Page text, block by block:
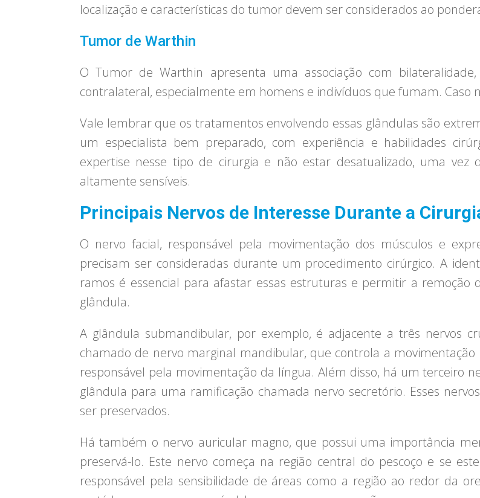
localização e características do tumor devem ser considerados ao
Tumor de Warthin
O Tumor de Warthin apresenta uma associação com
contralateral, especialmente em homens e indivíduos que fumam. Caso
Vale lembrar que os tratamentos envolvendo essas glândulas são
um especialista bem preparado, com experiência e habilidades
expertise nesse tipo de cirurgia e não estar desatualizado, uma vez
altamente sensíveis.
Principais Nervos de Interesse Durante a
O nervo facial, responsável pela movimentação dos músculos e
precisam ser consideradas durante um procedimento cirúrgico. A
ramos é essencial para afastar essas estruturas e permitir a
glândula.
A glândula submandibular, por exemplo, é adjacente a três nervos
chamado de nervo marginal mandibular, que controla a
responsável pela movimentação da língua. Além disso, há um terceiro
glândula para uma ramificação chamada nervo secretório. Esses
ser preservados.
Há também o nervo auricular magno, que possui uma importância
preservá-lo. Este nervo começa na região central do pescoço e se
responsável pela sensibilidade de áreas como a região ao redor da